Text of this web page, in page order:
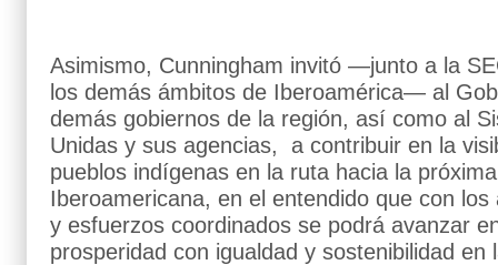
Asimismo, Cunningham invitó —junto a la
los demás ámbitos de Iberoamérica— al
demás gobiernos de la región, así como al
Unidas y sus agencias, a contribuir en la
pueblos indígenas en la ruta hacia la
Iberoamericana, en el entendido que con
y esfuerzos coordinados se podrá avanzar
prosperidad con igualdad y sostenibilidad